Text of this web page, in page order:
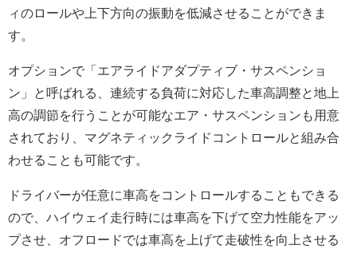
ィのロールや上下方向の振動を低減させることができま
す。
オプションで「エアライドアダプティブ・サスペンショ
ン」と呼ばれる、連続する負荷に対応した車高調整と地上
高の調節を行うことが可能なエア・サスペンションも用意
されており、マグネティックライドコントロールと組み合
わせることも可能です。
ドライバーが任意に車高をコントロールすることもできる
ので、ハイウェイ走行時には車高を下げて空力性能をアッ
プさせ、オフロードでは車高を上げて走破性を向上させる